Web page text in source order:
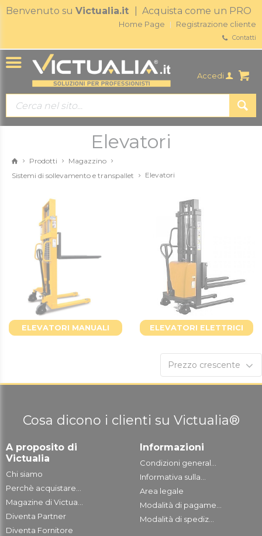
Benvenuto su Victualia.it | Acquista come un PRO
Home Page Registrazione cliente
Contatti
Accedi
Elevatori
Prodotti
Magazzino
Sistemi di sollevamento e transpallet
Elevatori
ELEVATORI MANUALI ELEVATORI ELETTRICI
Prezzo crescente
Cosa dicono i clienti su Victualia®
A proposito di
Victualia
Chi siamo
Perchè acquistare...
Magazine di Victua...
Diventa Partner
Diventa Fornitore
Informazioni
Condizioni general...
Informativa sulla...
Area legale
Modalità di pagame...
Modalità di spediz...